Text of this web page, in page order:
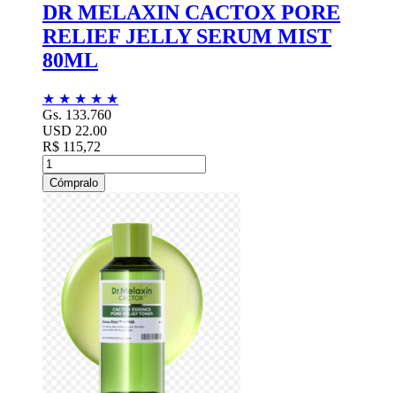
DR MELAXIN CACTOX PORE
RELIEF JELLY SERUM MIST
80ML
★ ★ ★ ★ ★
Gs. 133.760
USD 22.00
R$ 115,72
Cómpralo